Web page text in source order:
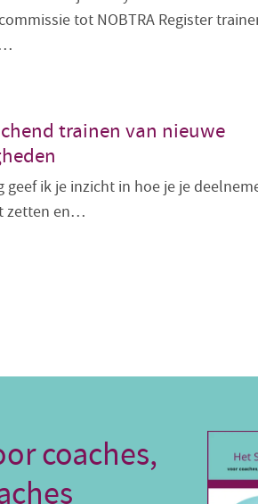
tot NOBTRA Register
trainen van nieuwe
geef ik je inzicht in hoe je je
zetten en…
coaches,